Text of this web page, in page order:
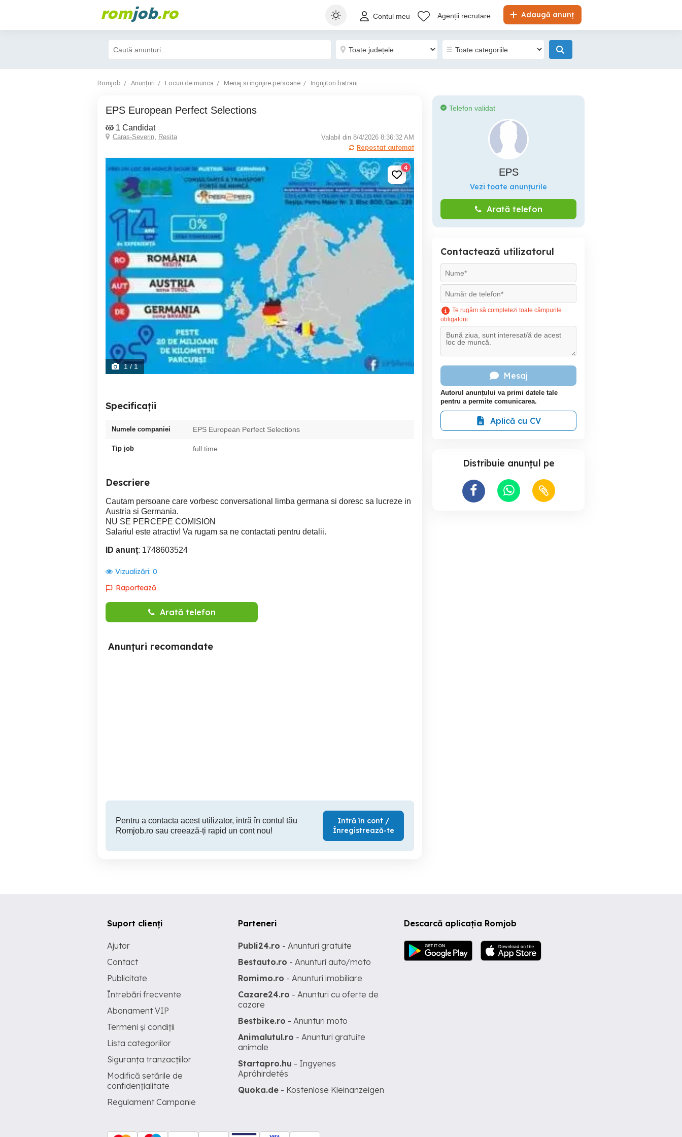
romjob.ro Adaugă anunț
Contul meu Agenții recrutare
Romjob Anunțuri Locuri de munca Menaj si ingrijire persoane Ingrijitori batrani
EPS European Perfect Selections
1 Candidat
Caras-Severin, Resita
Valabil din 8/4/2026 8:36:32 AM
Repostat automat
4
1/ 1
Specificații
Numele companiei EPS European Perfect Selections
Tip job full time
Descriere
Cautam persoane care vorbesc conversational limba germana si doresc sa lucreze in
Austria si Germania.
NU SE PERCEPE COMISION
Salariul este atractiv! Va rugam sa ne contactati pentru detalii.
ID anunț: 1748603524
Vizualizări: 0
Raportează
Arată telefon
Anunțuri recomandate
Pentru a contacta acest utilizator, intră în contul tău
Romjob.ro sau creează-ți rapid un cont nou!
Intră în cont /
Înregistrează-te
Telefon validat
EPS
Vezi toate anunțurile
Arată telefon
Contactează utilizatorul
Te rugăm să completezi toate câmpurile
obligatorii.
Mesaj
Autorul anunțului va primi datele tale
pentru a permite comunicarea.
Aplică cu CV
Distribuie anunțul pe
Descarcă aplicația Romjob
Suport clienți
Ajutor
Contact
Publicitate
Întrebări frecvente
Abonament VIP
Termeni și condiții
Lista categoriilor
Siguranța tranzacțiilor
Modifică setările de
confidențialitate
Regulament Campanie
Parteneri
Publi24.ro - Anunturi gratuite
Bestauto.ro - Anunturi auto/moto
Romimo.ro - Anunturi imobiliare
Cazare24.ro - Anunturi cu oferte de
cazare
Bestbike.ro - Anunturi moto
Animalutul.ro - Anunturi gratuite
animale
Startapro.hu - Ingyenes
Apróhirdetés
Quoka.de - Kostenlose Kleinanzeigen